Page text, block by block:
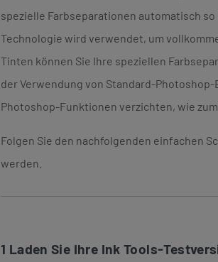
spezielle Farbseparationen automatisch
Technologie wird verwendet, um
Tinten können Sie Ihre speziellen
der Verwendung von Standard-
Photoshop-Funktionen verzichten, wie
Folgen Sie den nachfolgenden einfachen
werden.
1 Laden Sie Ihre Ink Tools-